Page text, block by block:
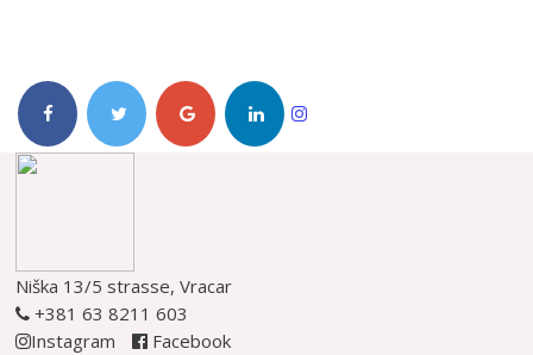
Niška 13/5 strasse, Vracar
+381 63 8211 603
Instagram
Facebook